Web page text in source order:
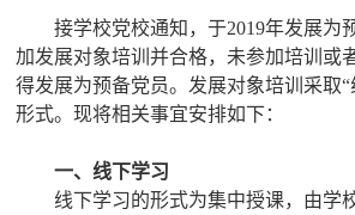
接学校党校通知，于2019年发展为
加发展对象培训并合格，未参加培训或
得发展为预备党员。发展对象培训采取
形式。现将相关事宜安排如下：
一、线下学习
线下学习的形式为集中授课，由学